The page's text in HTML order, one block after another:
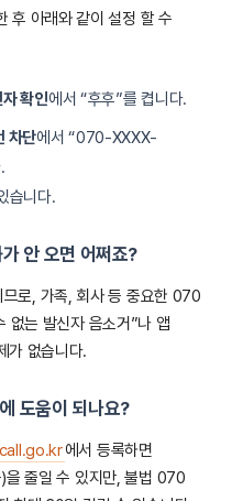
후 아래와 같이 설정 할 수
확인에서 “후후”를 켭니다.
차단에서 “070-XXXX-
습니다.
안 오면 어쩌죠?
로, 가족, 회사 등 중요한 070
없는 발신자 음소거”나 앱
가 없습니다.
도움이 되나요?
에서 등록하면
을 줄일 수 있지만, 불법 070